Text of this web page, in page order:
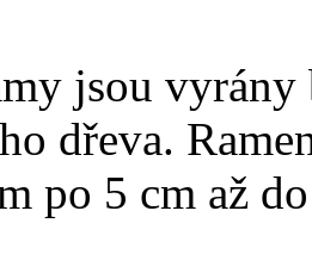
jsou
dřeva.
po 5 cm až